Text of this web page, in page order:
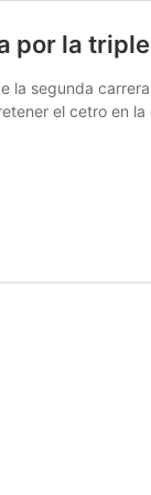
por la
la segunda
el cetro en la